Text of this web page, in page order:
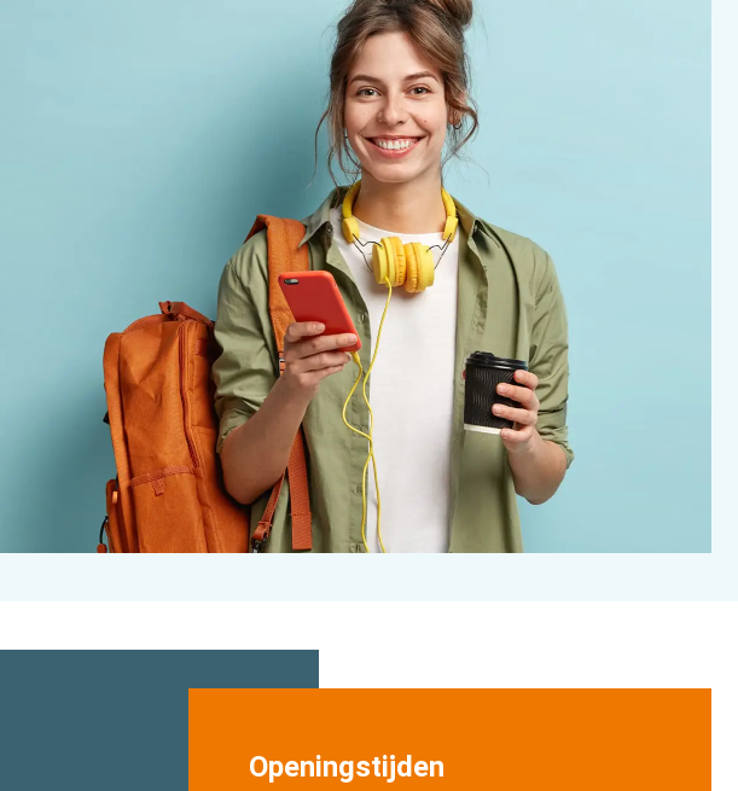
Openingstijden